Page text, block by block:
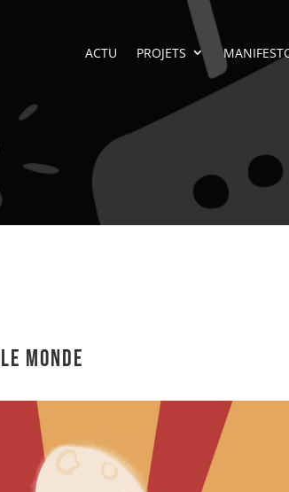
ACTU PROJETS
monde